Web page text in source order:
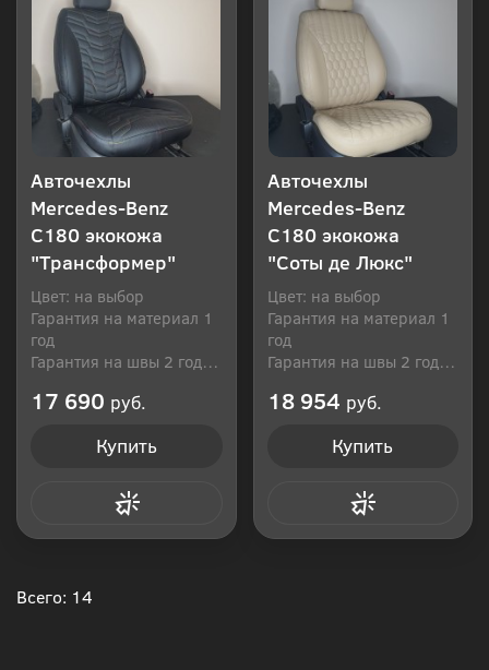
Авточехлы
Mercedes-Benz
C180 экокожа
"Трансформер"
Цвет: на выбор
Гарантия на материал 1
год
Гарантия на швы 2 года
17 690 руб.
Купить
Авточехлы
Mercedes-Benz
C180 экокожа
"Соты де Люкс"
Цвет: на выбор
Гарантия на материал 1
год
Гарантия на швы 2 года
18 954 руб.
Купить
Всего: 14